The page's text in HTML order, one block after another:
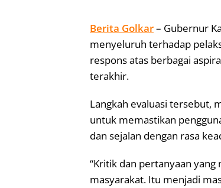
Berita Golkar– Gubernur
menyeluruh terhadap
respons atas berbagai
terakhir.
Langkah evaluasi tersebut,
untuk memastikan
dan sejalan dengan rasa
“Kritik dan pertanyaan
masyarakat. Itu menjadi